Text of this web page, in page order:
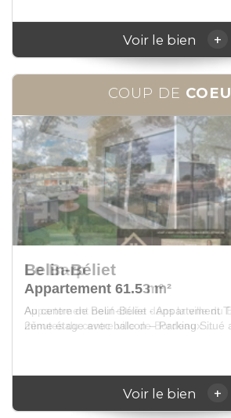
Voir le bien +
COUP DE
Le Barp
Appartement 61.5 m²
Appartement neuf située dans la ville du
minutes du centre ville de Bordeaux ...
Voir le bien +